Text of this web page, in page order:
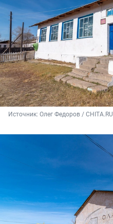
Источник: Олег Федоров / CHITA.RU